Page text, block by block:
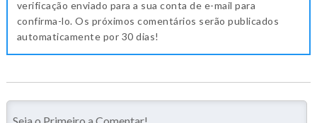
verificação enviado para a sua conta de e-mail para
confirma-lo. Os próximos comentários serão publicados
automaticamente por 30 dias!